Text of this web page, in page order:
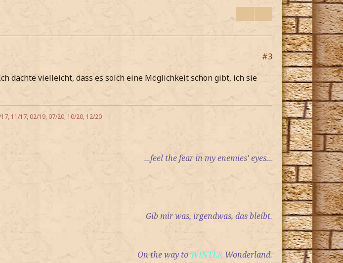
#3
dachte vielleicht, dass es solch eine Möglichkeit schon gibt, ich sie
11/17, 02/19, 07/20, 10/20, 12/20
...feel the fear in my enemies' eyes...
Gib mir was, irgendwas, das bleibt.
On the way toWINTER Wonderland.